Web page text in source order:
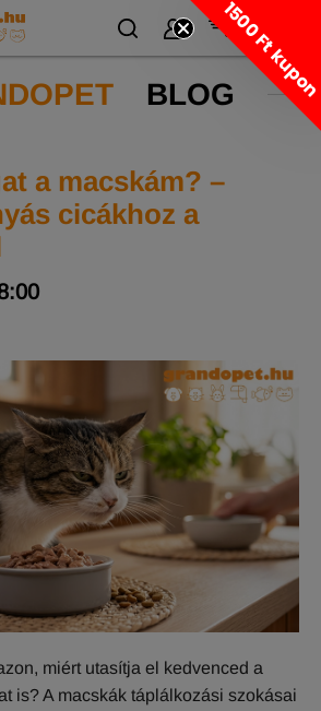
BLOG
a macskám? –
cicákhoz a
miért utasítja el kedvenced a
is? A macskák táplálkozási szokásai
1500 Ft